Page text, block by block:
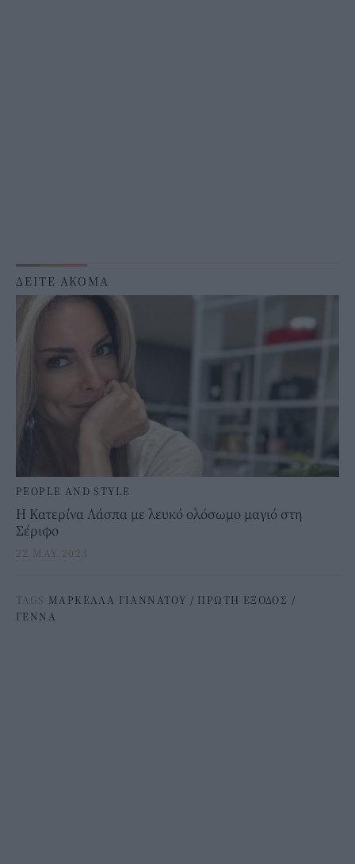
ΔΕΙΤΕ ΑΚΟΜΑ
PEOPLE AND STYLE
Η Κατερίνα Λάσπα με λευκό ολόσωμο μαγιό στη
Σέριφο
22 MAY 2023
TAGS ΜΑΡΚΕΛΛΑ ΓΙΑΝΝΑΤΟΥ / ΠΡΩΤΗ ΕΞΟΔΟΣ /
ΓΕΝΝΑ